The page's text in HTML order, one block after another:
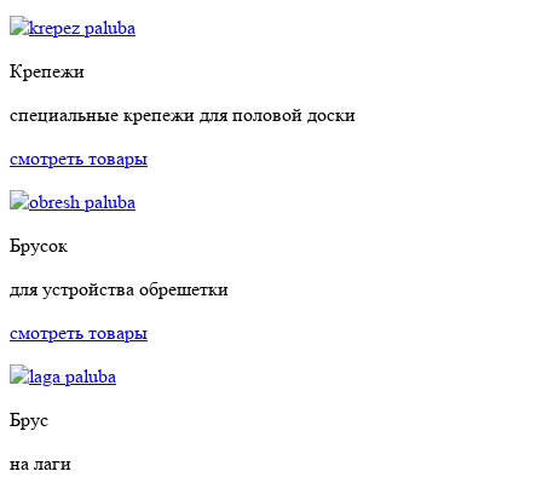
Крепежи
специальные крепежи для половой доски
смотреть товары
Брусок
для устройства обрешетки
смотреть товары
Брус
на лаги